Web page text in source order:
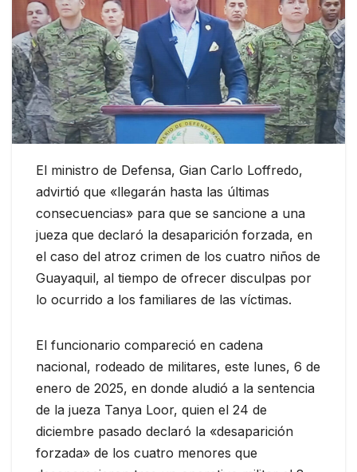
El ministro de Defensa, Gian Carlo Loffredo,
advirtió que «llegarán hasta las últimas
consecuencias» para que se sancione a una
jueza que declaró la desaparición forzada, en
el caso del atroz crimen de los cuatro niños de
Guayaquil, al tiempo de ofrecer disculpas por
lo ocurrido a los familiares de las víctimas.
El funcionario compareció en cadena
nacional, rodeado de militares, este lunes, 6 de
enero de 2025, en donde aludió a la sentencia
de la jueza Tanya Loor, quien el 24 de
diciembre pasado declaró la «desaparición
forzada» de los cuatro menores que